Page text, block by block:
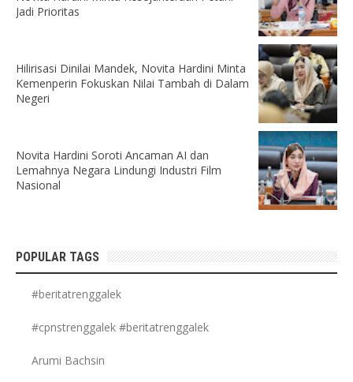
Jadi Prioritas
Hilirisasi Dinilai Mandek, Novita Hardini Minta
Kemenperin Fokuskan Nilai Tambah di Dalam
Negeri
Novita Hardini Soroti Ancaman AI dan
Lemahnya Negara Lindungi Industri Film
Nasional
POPULAR TAGS
#beritatrenggalek
#cpnstrenggalek #beritatrenggalek
Arumi Bachsin